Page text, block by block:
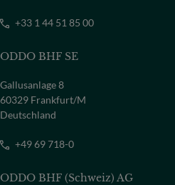
+33 1 44 51 85 00
ODDO BHF SE
Gallusanlage 8
60329 Frankfurt/M
Deutschland
+49 69 718-0
ODDO BHF (Schweiz) AG